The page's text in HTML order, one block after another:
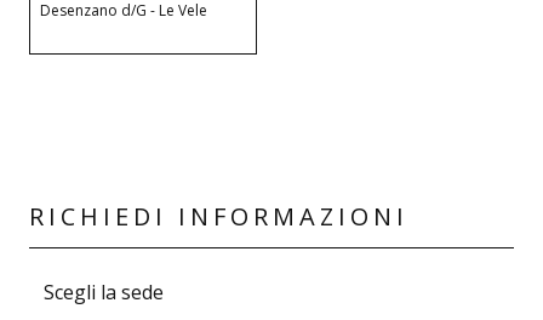
Desenzano d/G - Le Vele
RICHIEDI INFORMAZIONI
Scegli la sede